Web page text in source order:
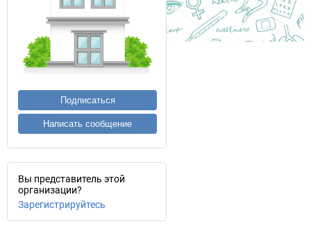
Подписаться
Написать сообщение
Вы представитель этой
организации?
Зарегистрируйтесь